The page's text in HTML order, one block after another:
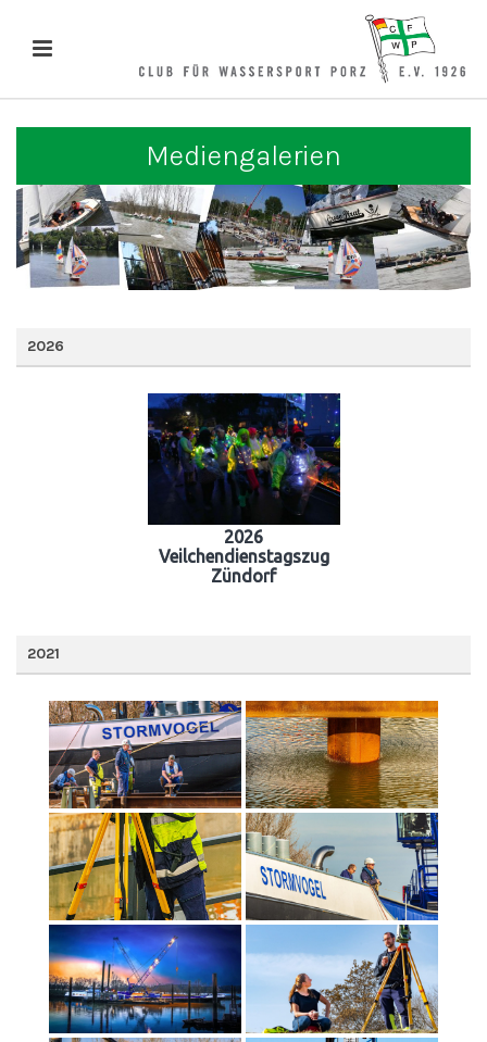
Mediengalerien
2026
2026
Veilchendienstagszug
Zündorf
2021